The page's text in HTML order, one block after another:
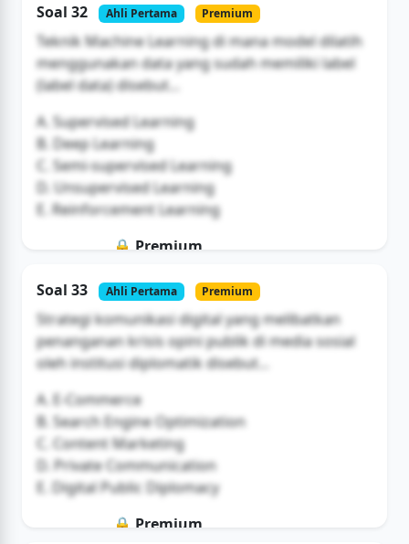
Buka Akses
Soal 32 Ahli Pertama Premium
Teknik Machine Learning di mana model dilatih
menggunakan data yang sudah memiliki label
(label data) disebut...
A. Supervised Learning
B. Deep Learning
C. Semi-supervised Learning
D. Unsupervised Learning
E. Reinforcement Learning
🔒 Premium
Buka Akses
Soal 33 Ahli Pertama Premium
Strategi komunikasi digital yang melibatkan
penanganan krisis opini publik di media sosial
oleh institusi diplomatik disebut...
A. E-Commerce
B. Search Engine Optimization
C. Content Marketing
D. Private Communication
E. Digital Public Diplomacy
🔒 Premium